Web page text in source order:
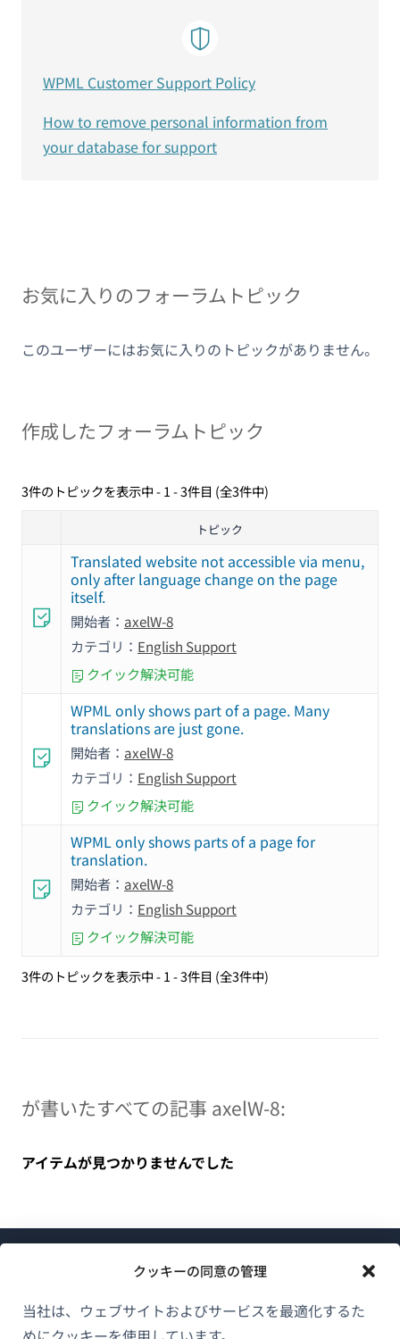
クッキーの同意の管理
当社は、ウェブサイトおよびサービスを最適化するた
お気に入りのフォーラムトピック
このユーザーにはお気に入りのトピックがありません。
作成したフォーラムトピック
3件のトピックを表示中 - 1 - 3件目 (全3件中)
トピック
Translated website not accessible via menu,
only after language change on the page
itself.
開始者： axelW-8
カテゴリ： English Support
クイック解決可能
WPML only shows part of a page. Many
translations are just gone.
開始者： axelW-8
カテゴリ： English Support
クイック解決可能
WPML only shows parts of a page for
translation.
開始者： axelW-8
カテゴリ： English Support
クイック解決可能
3件のトピックを表示中 - 1 - 3件目 (全3件中)
が書いたすべての記事 axelW-8:
アイテムが見つかりませんでした
WPML Customer Support Policy
How to remove personal information from
your database for support